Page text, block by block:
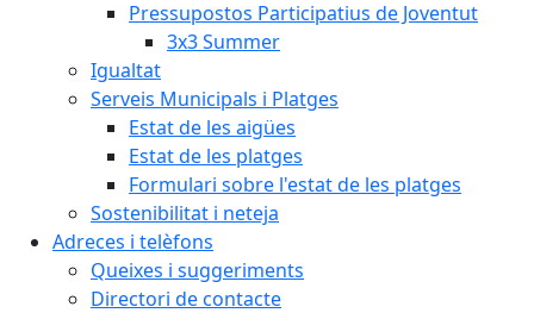
Pressupostos Participatius de Joventut
3x3 Summer
Igualtat
Serveis Municipals i Platges
Estat de les aigües
Estat de les platges
Formulari sobre l'estat de les platges
Sostenibilitat i neteja
Adreces i telèfons
Queixes i suggeriments
Directori de contacte